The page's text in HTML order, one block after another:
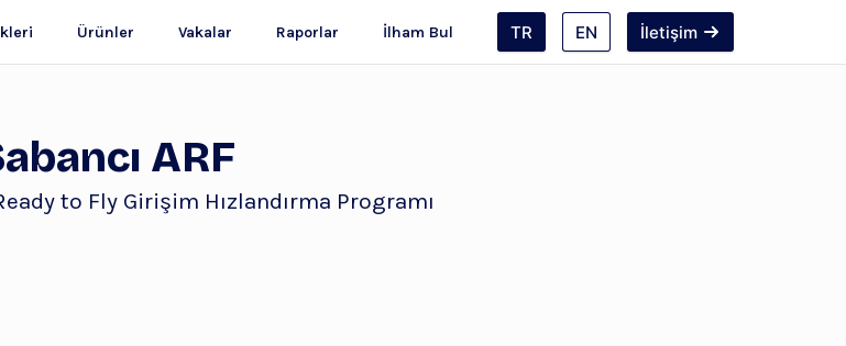
Ürünler Vakalar Raporlar İlham Bul TR EN İletişim
ARF
to Fly Girişim Hızlandırma Programı